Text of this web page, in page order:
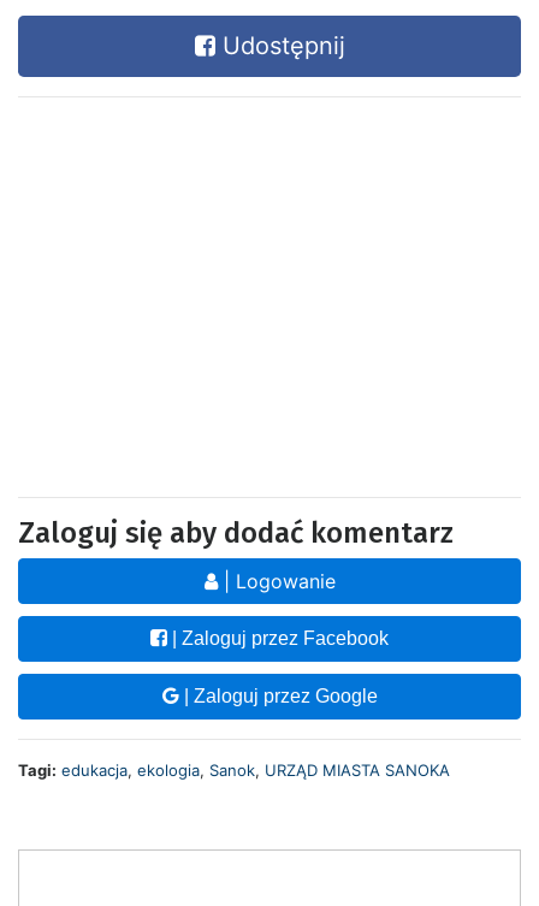
Udostępnij
Zaloguj się aby dodać komentarz
| Logowanie
| Zaloguj przez Facebook
| Zaloguj przez Google
Tagi: edukacja, ekologia, Sanok, URZĄD MIASTA SANOKA